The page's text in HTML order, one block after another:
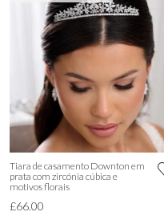
Tiara de casamento Downton em
prata com zircónia cúbica e
motivos florais
£66.00